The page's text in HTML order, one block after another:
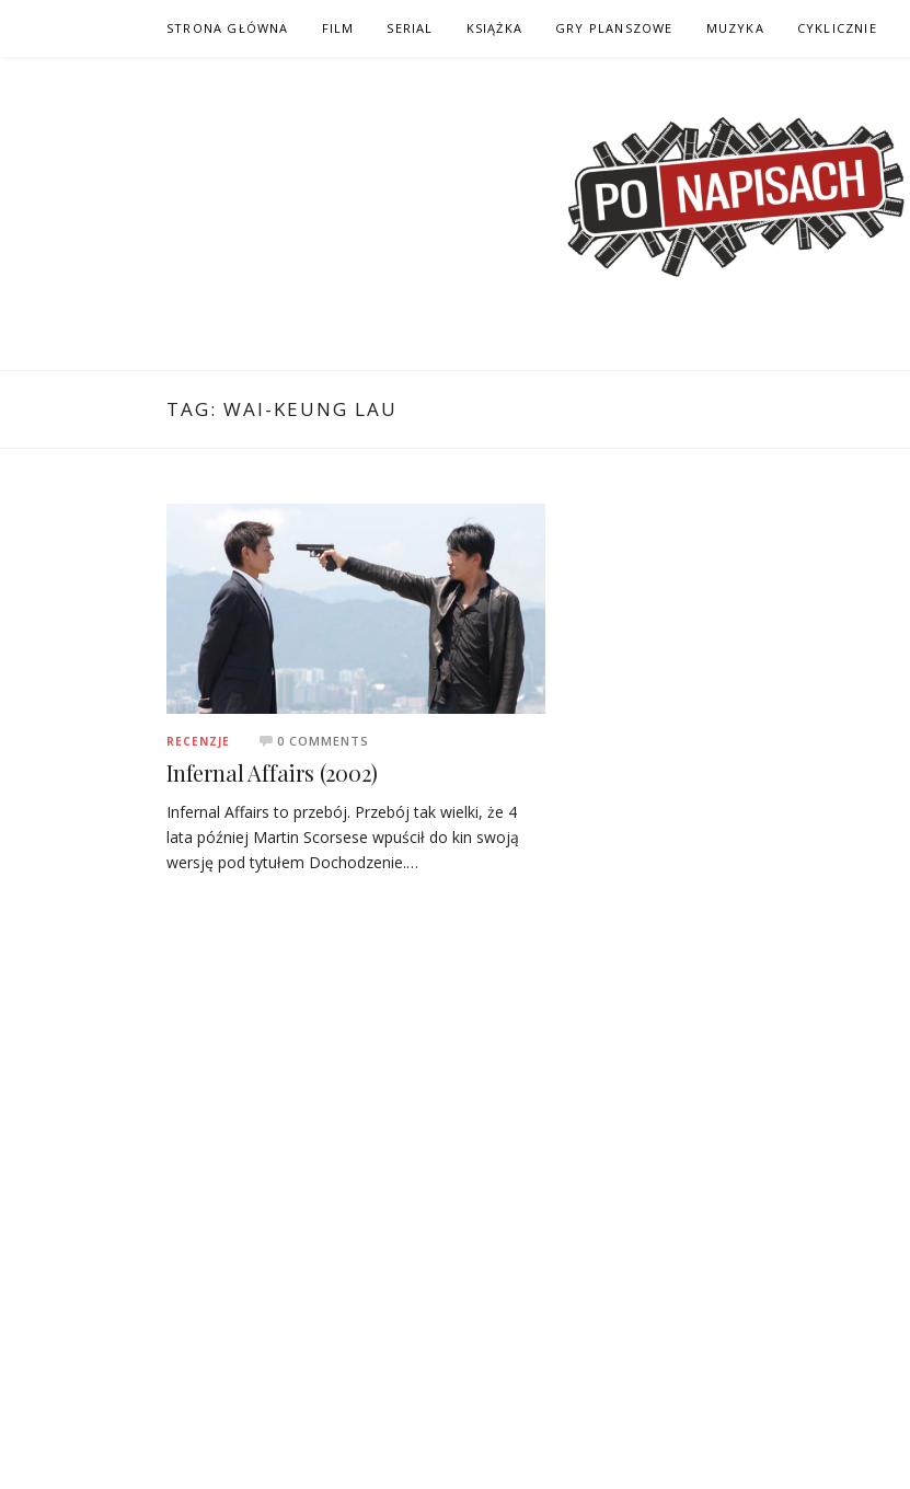
STRONA GŁÓWNA FILM SERIAL KSIĄŻKA GRY PLANSZOWE MUZYKA CYKLICZNIE
TAG: WAI-KEUNG LAU
RECENZJE 0 COMMENTS
Infernal Affairs (2002)
Infernal Affairs to przebój. Przebój tak wielki, że 4
lata później Martin Scorsese wpuścił do kin swoją
wersję pod tytułem Dochodzenie.…